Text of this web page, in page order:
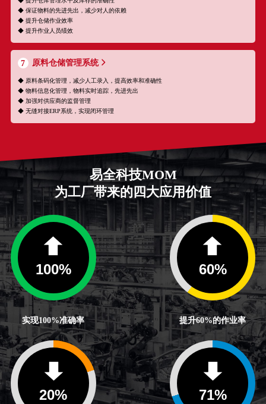
◆ 保证物料的先进先出，减少对人的依赖
◆ 提升仓储作业效率
◆ 提升作业人员绩效
7 原料仓储管理系统
◆ 原料条码化管理，减少人工录入，提高效率和准确性
◆ 物料信息化管理，物料实时追踪，先进先出
◆ 加强对供应商的监督管理
◆ 无缝对接ERP系统，实现闭环管理
易全科技MOM
为工厂带来的四大应用价值
100%
实现100%准确率
60%
提升60%的作业率
20% 71%